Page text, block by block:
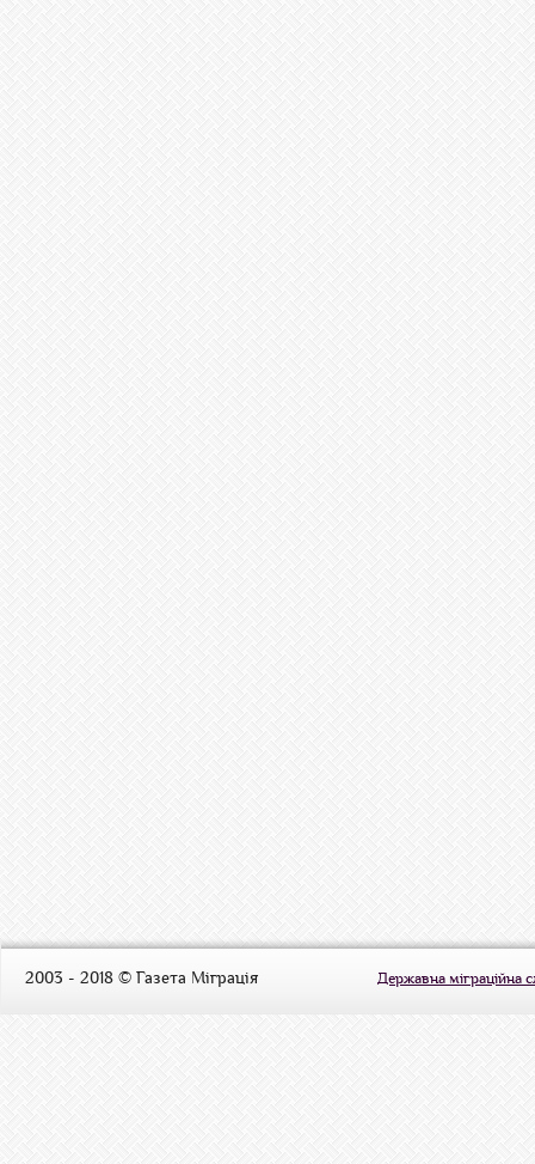
2003 - 2018 © Газета Міграція Державна міграційна